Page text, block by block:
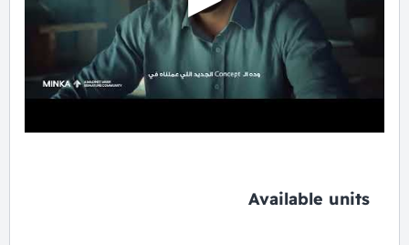
Available units